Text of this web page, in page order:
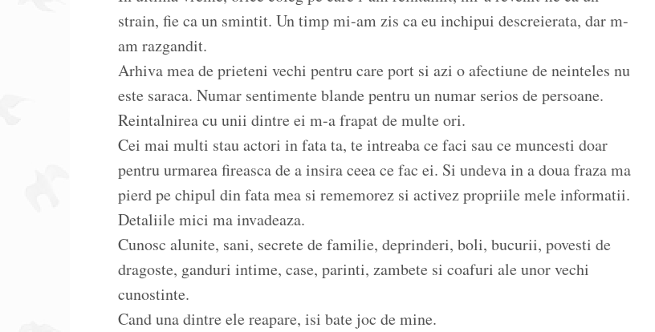
strain, fie ca un smintit. Un timp mi-am zis ca eu inchipui descreierata, dar m-
am razgandit.
Arhiva mea de prieteni vechi pentru care port si azi o afectiune de neinteles nu
este saraca. Numar sentimente blande pentru un numar serios de persoane.
Reintalnirea cu unii dintre ei m-a frapat de multe ori.
Cei mai multi stau actori in fata ta, te intreaba ce faci sau ce muncesti doar
pentru urmarea fireasca de a insira ceea ce fac ei. Si undeva in a doua fraza ma
pierd pe chipul din fata mea si rememorez si activez propriile mele informatii.
Detaliile mici ma invadeaza.
Cunosc alunite, sani, secrete de familie, deprinderi, boli, bucurii, povesti de
dragoste, ganduri intime, case, parinti, zambete si coafuri ale unor vechi
cunostinte.
Cand una dintre ele reapare, isi bate joc de mine.